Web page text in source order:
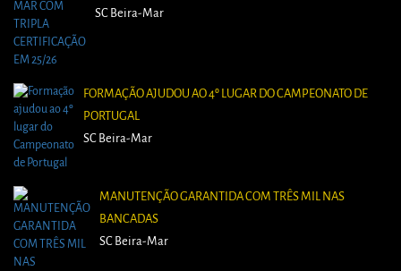
SC Beira-Mar
FORMAÇÃO AJUDOU AO 4º LUGAR DO CAMPEONATO DE
PORTUGAL
SC Beira-Mar
MANUTENÇÃO GARANTIDA COM TRÊS MIL NAS
BANCADAS
SC Beira-Mar